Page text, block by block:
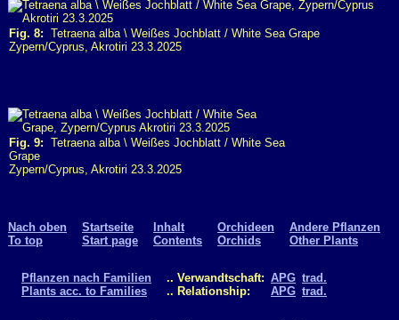
Fig. 8: Tetraena alba \ Weißes Jochblatt / White Sea Grape
Zypern/Cyprus, Akrotiri 23.3.2025
Fig. 9: Tetraena alba \ Weißes Jochblatt / White Sea
Grape
Zypern/Cyprus, Akrotiri 23.3.2025
Nach oben
To top
Startseite
Start page
Inhalt
Contents
Orchideen
Orchids
Andere Pflanzen
Other Plants
Pflanzen nach Familien
Plants acc. to Families
.. Verwandtschaft:
.. Relationship:
APG
APG
trad.
trad.